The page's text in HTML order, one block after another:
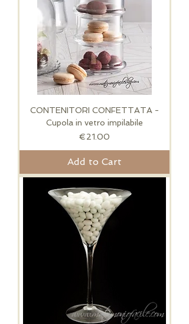
CONTENITORI CONFETTATA -
Cupola in vetro impilabile
Price
€21.00
Add to Cart